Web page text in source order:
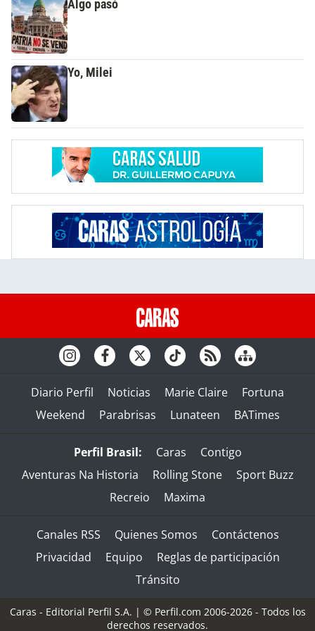
Algo pasó
Yo, Milei
Diario Perfil Noticias Marie Claire
Fortuna
Weekend
Parabrisas Lunateen BATimes
Perfil Brasil: Caras
Contigo
Aventuras Na Historia
Rolling Stone
Sport Buzz
Recreio
Maxima
Canales RSS Quienes Somos
Contáctenos
Privacidad
Equipo
Reglas de participación
Tránsito
Caras - Editorial Perfil S.A. | © Perfil.com 2006-2026 - Todos los
derechos reservados.